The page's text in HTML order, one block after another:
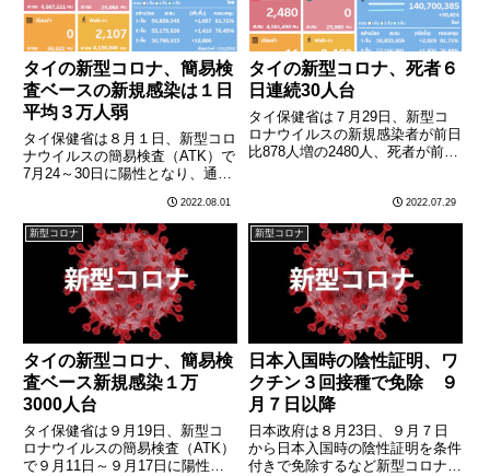
タイの新型コロナ、簡易検
査ベースの新規感染は１日
平均３万人弱
タイ保健省は８月１日、新型コロ
ナウイルスの簡易検査（ATK）で
7月24～30日に陽性となり、通院
人の数は20万1554人（通院ベー
ス）だったと発表した。通院ベー
スでの感染者は１日平均2万8793
人となった。7月………
2022.08.01
タイの新型コロナ、死者６
日連続30人台
タイ保健省は７月29日、新型コ
ロナウイルスの新規感染者が前日
比878人増の2480人、死者が前日
は６日連続。28日は新規感染者
1902人、死者32人だった。
2022.07.29
新型コロナ
タイの新型コロナ、簡易検
査ベース新規感染１万
3000人台
タイ保健省は９月19日、新型コ
ロナウイルスの簡易検査（ATK）
で９月11日～９月17日に陽性と
新型コロナ
日本入国時の陰性証明、ワ
クチン３回接種で免除 ９
月７日以降
日本政府は８月23日、９月７日
から日本入国時の陰性証明を条件
付きで免除するなど新型コロナウ